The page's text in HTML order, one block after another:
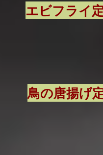
エビフライ
鳥の唐揚げ